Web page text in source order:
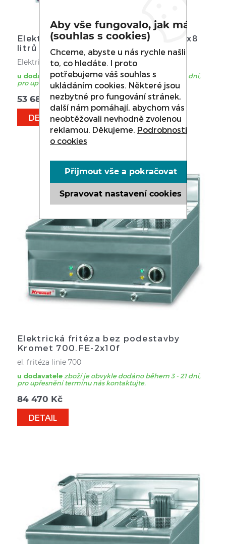
Elektrická fritéza bez podestavby 1x8
litrů Kromet 700.FE-10f
Elektrická, jedna vana, objem 8 litrů
u dodavatele zboží je obvykle dodáno během 3 - 21 dní,
pro upřesnění termínu nás kontaktujte.
53 688 Kč
DETAIL
Elektrická fritéza bez podestavby
Kromet 700.FE-2x10f
el. fritéza linie 700
u dodavatele zboží je obvykle dodáno během 3 - 21 dní,
pro upřesnění termínu nás kontaktujte.
84 470 Kč
DETAIL
Aby vše fungovalo, jak má
(souhlas s cookies)
Chceme, abyste u nás rychle našli
to, co hledáte. I proto
potřebujeme váš souhlas s
ukládáním cookies. Některé jsou
nezbytné pro fungování stránek,
další nám pomáhají, abychom vás
neobtěžovali nevhodně zvolenou
reklamou. Děkujeme. Podrobnosti
o cookies
Spravovat nastavení cookies
Přijmout vše a pokračovat